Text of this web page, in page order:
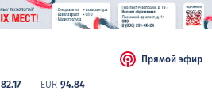
82.17 EUR 94.84
Прямой эфир